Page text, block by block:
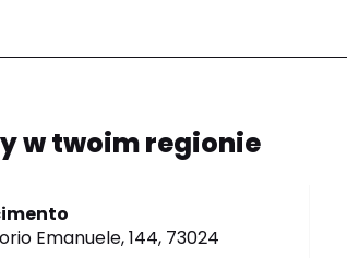
w twoim regionie
Emanuele, 144, 73024